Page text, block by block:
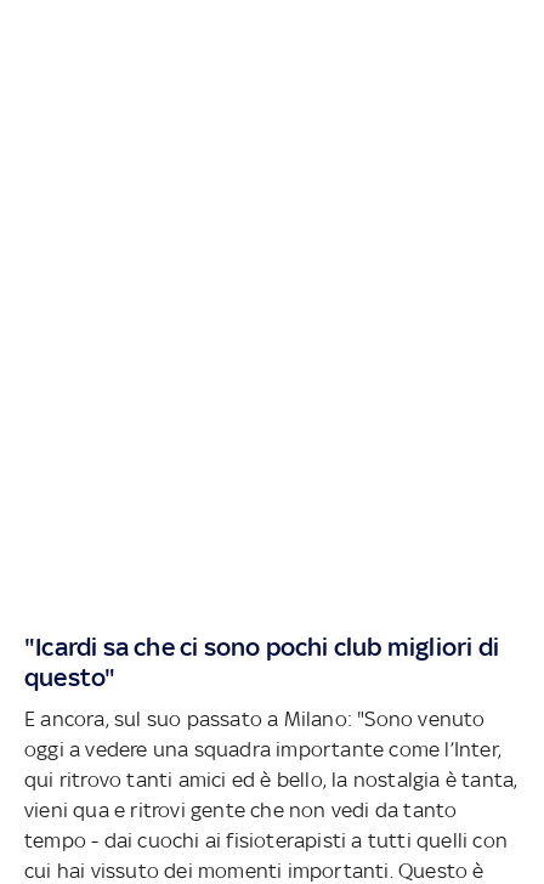
"Icardi sa che ci sono pochi club migliori di
questo"
E ancora, sul suo passato a Milano: "Sono venuto
oggi a vedere una squadra importante come l’Inter,
qui ritrovo tanti amici ed è bello, la nostalgia è tanta,
vieni qua e ritrovi gente che non vedi da tanto
tempo - dai cuochi ai fisioterapisti a tutti quelli con
cui hai vissuto dei momenti importanti. Questo è